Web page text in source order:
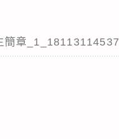
簡章_1_18113114537